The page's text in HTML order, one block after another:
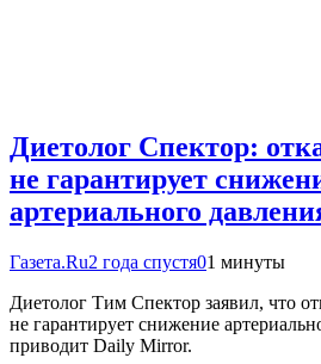
Диетолог Спектор:
не гарантирует
артериального
Газета.Ru2 года спустя01 минуты
Диетолог Тим Спектор заявил, что
не гарантирует снижение
приводит Daily Mirror.